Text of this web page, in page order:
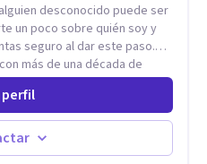
desconocido puede ser
un poco sobre quién soy y
seguro al dar este paso.
más de una década de
escrito artículos y
Un dato curioso: he
de primera mano lo que
a los cambios y empezar de
perfil